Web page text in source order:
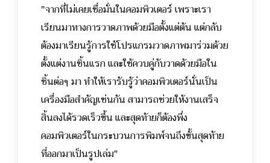
"จากที่ไม่เคยเชื่อมั่นในคอมพิวเตอร์ เพราะเรา
เรียนมาทางการวาดภาพด้วยมือตั้งแต่ต้น แต่กลับ
ต้องมาเรียนรู้การใช้โปรแกรมวาดภาพมาร่วมด้วย
ตั้งแต่งานชิ้นแรก และใช้ควบคู่กับวาดด้วยมือใน
ชิ้นต่อๆ มา ทำให้เรารับรู้ว่าคอมพิวเตอร์นั่นเป็น
เครื่องมือสำคัญเช่นกัน สามารถช่วยให้งานเสร็จ
สิ้นลงได้รวดเร็วขึ้น และสุดท้ายก็ต้องพึ่ง
คอมพิวเตอร์ในกระบวนการพิมพ์จนถึงขั้นสุดท้าย
ที่ออกมาเป็นรูปเล่ม"